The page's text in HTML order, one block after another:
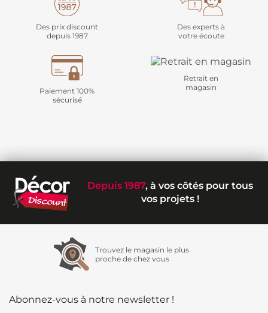
Des prix discount
depuis 1987
Des experts à
votre écoute
Paiement 100%
sécurisé
Retrait en
magasin
Depuis 1987, à vos côtés pour tous
vos projets !
Trouvez le magasin le plus
proche de chez vous
Abonnez-vous à notre newsletter !